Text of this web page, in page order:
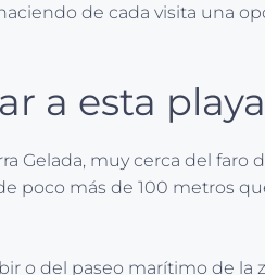
de cada visita una
a esta
Gelada, muy cerca del faro
poco más de 100 metros
o del paseo marítimo de la